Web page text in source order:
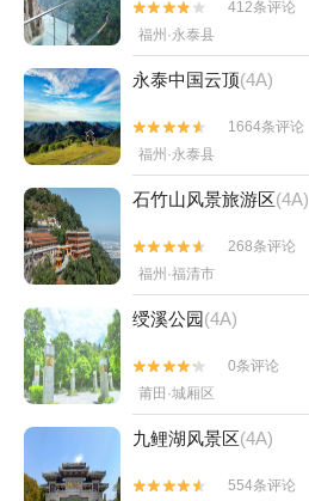


412条评论
福州·永泰县
永泰中国云顶(4A)


1664条评论
福州·永泰县
石竹山风景旅游区(4A)


268条评论
福州·福清市
绶溪公园(4A)


0条评论
莆田·城厢区
九鲤湖风景区(4A)

 554条评论